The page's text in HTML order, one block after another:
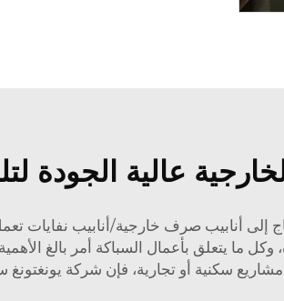
عالية الجودة
أنابيب صرف خارجية/أنابيب نفايات
وكل ما يتعلق بأعمال السباكة أمر بالغ
سكنية أو تجارية، فإن شركة يونغتونغ